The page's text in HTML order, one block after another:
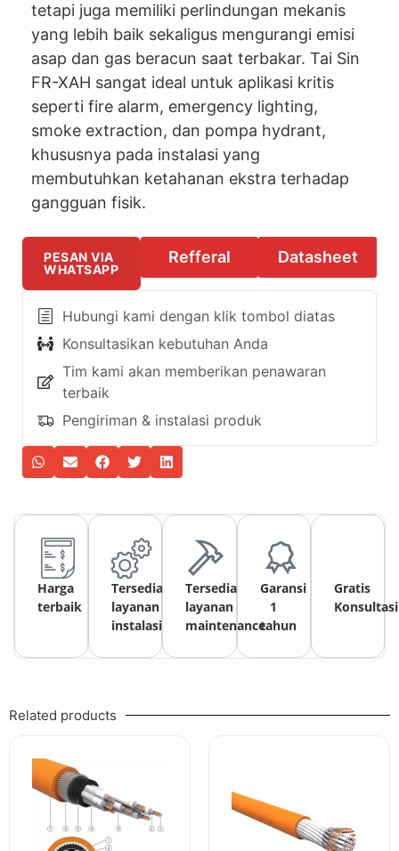
tetapi juga memiliki perlindungan mekanis
yang lebih baik sekaligus mengurangi emisi
asap dan gas beracun saat terbakar. Tai Sin
FR-XAH sangat ideal untuk aplikasi kritis
seperti fire alarm, emergency lighting,
smoke extraction, dan pompa hydrant,
khususnya pada instalasi yang
membutuhkan ketahanan ekstra terhadap
gangguan fisik.
PESAN VIA
WHATSAPP
Refferal Datasheet
Hubungi kami dengan klik tombol diatas
Konsultasikan kebutuhan Anda
Tim kami akan memberikan penawaran
terbaik
Pengiriman & instalasi produk
Harga
terbaik
Tersedia
layanan
instalasi
Tersedia
layanan
maintenance
Garansi
1
tahun
Gratis
Konsultasi
Related products